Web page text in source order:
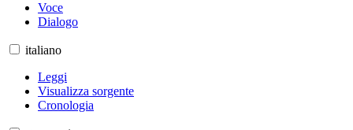
Voce
Dialogo
italiano
Leggi
Visualizza sorgente
Cronologia